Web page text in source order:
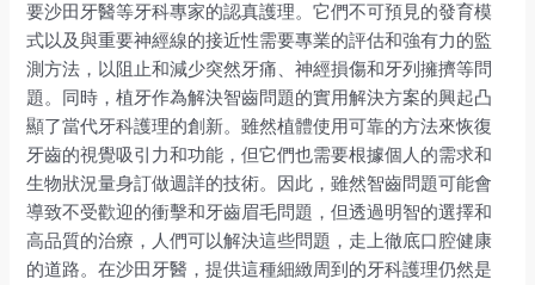
要沙田牙醫等牙科專家的認真護理。它們不可預見的發育模
式以及與重要神經線的接近性需要專業的評估和強有力的監
測方法，以阻止和減少突然牙痛、神經損傷和牙列擁擠等問
題。同時，植牙作為解決智齒問題的實用解決方案的興起凸
顯了當代牙科護理的創新。雖然植體使用可靠的方法來恢復
牙齒的視覺吸引力和功能，但它們也需要根據個人的需求和
生物狀況量身訂做週詳的技術。因此，雖然智齒問題可能會
導致不受歡迎的衝擊和牙齒眉毛問題，但透過明智的選擇和
高品質的治療，人們可以解決這些問題，走上徹底口腔健康
的道路。在沙田牙醫，提供這種細緻周到的牙科護理仍然是